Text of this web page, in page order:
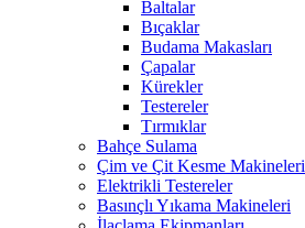
Baltalar
Bıçaklar
Budama Makasları
Çapalar
Kürekler
Testereler
Tırmıklar
Bahçe Sulama
Çim ve Çit Kesme Makineleri
Elektrikli Testereler
Basınçlı Yıkama Makineleri